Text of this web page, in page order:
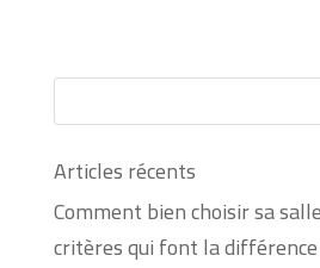
Articles récents
Comment bien choisir sa
critères qui font la différence